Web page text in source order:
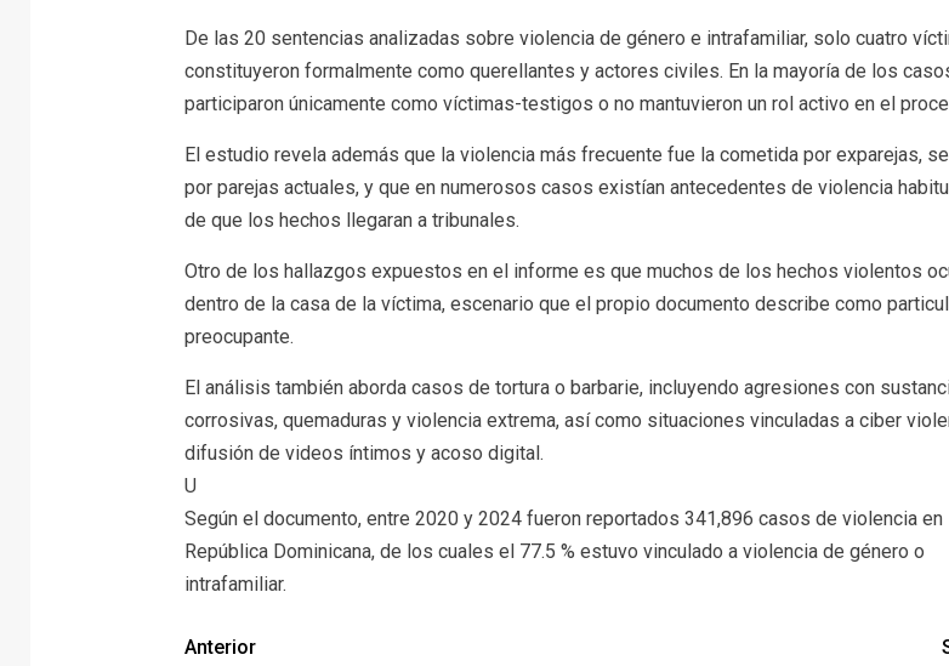
De las 20 sentencias analizadas sobre violencia de género e intrafamiliar, solo cuatro
constituyeron formalmente como querellantes y actores civiles. En la mayoría de los
participaron únicamente como víctimas-testigos o no mantuvieron un rol activo en el
El estudio revela además que la violencia más frecuente fue la cometida por exparejas,
por parejas actuales, y que en numerosos casos existían antecedentes de violencia
de que los hechos llegaran a tribunales.
Otro de los hallazgos expuestos en el informe es que muchos de los hechos violentos
dentro de la casa de la víctima, escenario que el propio documento describe como
preocupante.
El análisis también aborda casos de tortura o barbarie, incluyendo agresiones con
corrosivas, quemaduras y violencia extrema, así como situaciones vinculadas a ciber
difusión de videos íntimos y acoso digital.
U
Según el documento, entre 2020 y 2024 fueron reportados 341,896 casos de violencia en
República Dominicana, de los cuales el 77.5 % estuvo vinculado a violencia de género o
intrafamiliar.
Anterior